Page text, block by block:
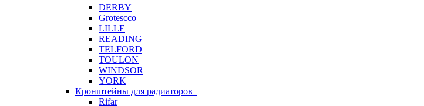
DERBY
Grotescco
LILLE
READING
TELFORD
TOULON
WINDSOR
YORK
Кронштейны для радиаторов
Rifar